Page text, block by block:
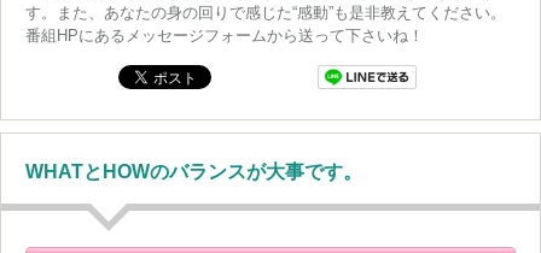
す。また、あなたの身の回りで感じた“感動”も是非教えてください。
番組HPにあるメッセージフォームから送って下さいね！
WHATとHOWのバランスが大事です。